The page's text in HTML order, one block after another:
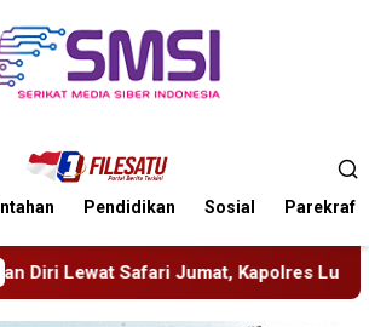
Pendidikan Sosial Parekraf
Ajak Warga Jaga Kamtibmas